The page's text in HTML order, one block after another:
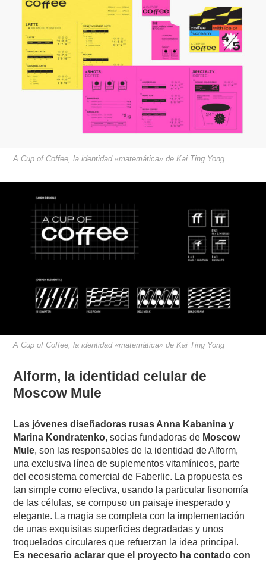
A Cup of Coffee, la identidad «matemática» de Kai Ting Yong
A Cup of Coffee, la identidad «matemática» de Kai Ting Yong
Alform, la identidad celular de
Moscow Mule
Las jóvenes diseñadoras rusas Anna Kabanina y
Marina Kondratenko, socias fundadoras de Moscow
Mule, son las responsables de la identidad de Alform,
una exclusiva línea de suplementos vitamínicos, parte
del ecosistema comercial de Faberlic. La propuesta es
tan simple como efectiva, usando la particular fisonomía
de las células, se compuso un paisaje inesperado y
elegante. La magia se completa con la implementación
de unas exquisitas superficies degradadas y unos
troquelados circulares que refuerzan la idea principal.
Es necesario aclarar que el proyecto ha contado con